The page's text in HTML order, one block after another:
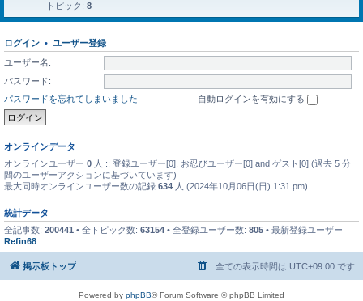
トピック: 8
ログイン • ユーザー登録
ユーザー名:
パスワード:
パスワードを忘れてしまいました
自動ログインを有効にする
オンラインデータ
オンラインユーザー 0 人 :: 登録ユーザー[0], お忍びユーザー[0] and ゲスト[0] (過去 5 分
間のユーザーアクションに基づいています)
最大同時オンラインユーザー数の記録 634 人 (2024年10月06日(日) 1:31 pm)
統計データ
全記事数: 200441 • 全トピック数: 63154 • 全登録ユーザー数: 805 • 最新登録ユーザー
Refin68
掲示板トップ 全ての表示時間は UTC+09:00 です
Powered by phpBB® Forum Software © phpBB Limited